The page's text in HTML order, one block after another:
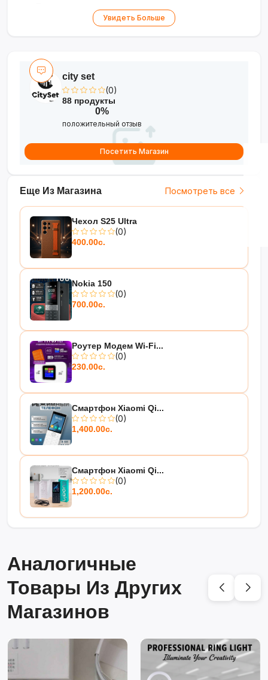
•Защита от перегрузок
для ваших устройствa
Увидеть Больше
Еще Из Магазина Посмотреть все
Чехол S25 Ultra
(0)
400.00с.
Nokia 150
(0)
700.00с.
Роутер Модем Wi-Fi...
(0)
230.00с.
Смартфон Xiaomi Qi...
(0)
1,400.00с.
Смартфон Xiaomi Qi...
(0)
1,200.00с.
city set
(0)
88 продукты
0%
положительный отзыв
Посетить Магазин
Аналогичные
Товары Из Других
Магазинов